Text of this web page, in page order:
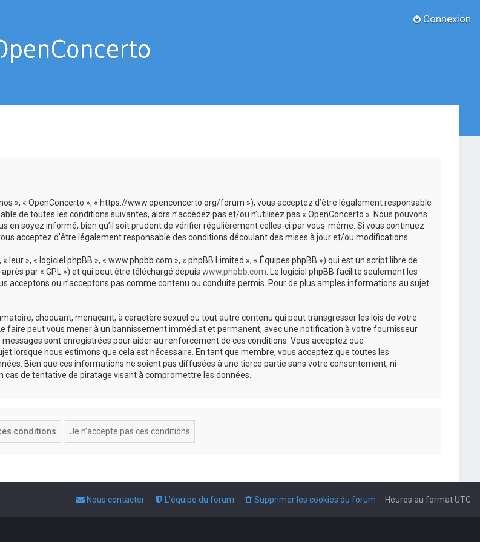
Connexion
», « OpenConcerto », « https://www.openconcerto.org/forum »), vous acceptez d’être légalement responsable
de toutes les conditions suivantes, alors n’accédez pas et/ou n’utilisez pas « OpenConcerto ». Nous pouvons
en soyez informé, bien qu’il soit prudent de vérifier régulièrement celles-ci par vous-même. Si vous continuez
acceptez d’être légalement responsable des conditions découlant des mises à jour et/ou modifications.
», « logiciel phpBB », « www.phpbb.com », « phpBB Limited », « Équipes phpBB ») qui est un script libre de
par « GPL ») et qui peut être téléchargé depuis www.phpbb.com . Le logiciel phpBB facilite seulement les
acceptons ou n’acceptons pas comme contenu ou conduite permis. Pour de plus amples informations au sujet
choquant, menaçant, à caractère sexuel ou tout autre contenu qui peut transgresser les lois de votre
faire peut vous mener à un bannissement immédiat et permanent, avec une notification à votre fournisseur
sont enregistrées pour aider au renforcement de ces conditions. Vous acceptez que
lorsque nous estimons que cela est nécessaire. En tant que membre, vous acceptez que toutes les
Bien que ces informations ne soient pas diffusées à une tierce partie sans votre consentement, ni
de tentative de piratage visant à compromettre les données.
Heures au formatUTC
Supprimer les cookies du forum
L’équipe du forum
Nous contacter